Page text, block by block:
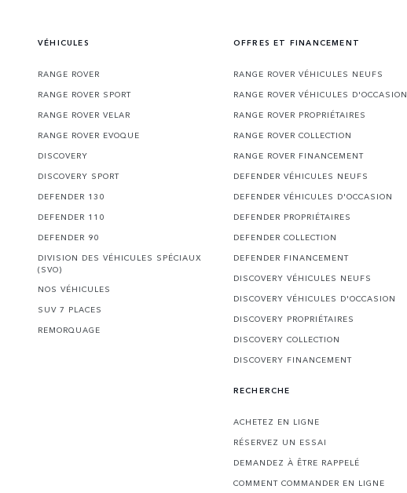
VÉHICULES
RANGE ROVER
RANGE ROVER SPORT
RANGE ROVER VELAR
RANGE ROVER EVOQUE
DISCOVERY
DISCOVERY SPORT
DEFENDER 130
DEFENDER 110
DEFENDER 90
DIVISION DES VÉHICULES SPÉCIAUX
(SVO)
NOS VÉHICULES
SUV 7 PLACES
REMORQUAGE
OFFRES ET FINANCEMENT
RANGE ROVER VÉHICULES NEUFS
RANGE ROVER VÉHICULES D'OCCASION
RANGE ROVER PROPRIÉTAIRES
RANGE ROVER COLLECTION
RANGE ROVER FINANCEMENT
DEFENDER VÉHICULES NEUFS
DEFENDER VÉHICULES D'OCCASION
DEFENDER PROPRIÉTAIRES
DEFENDER COLLECTION
DEFENDER FINANCEMENT
DISCOVERY VÉHICULES NEUFS
DISCOVERY VÉHICULES D'OCCASION
DISCOVERY PROPRIÉTAIRES
DISCOVERY COLLECTION
DISCOVERY FINANCEMENT
RECHERCHE
ACHETEZ EN LIGNE
RÉSERVEZ UN ESSAI
DEMANDEZ À ÊTRE RAPPELÉ
COMMENT COMMANDER EN LIGNE